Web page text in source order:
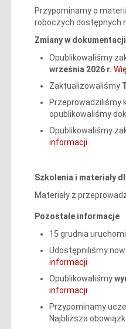
Przypominamy o
roboczych dostępnych
Zmiany w dokumentacji
Opublikowaliśmy
września 2026 r.
Zaktualizowaliśmy
Przeprowadziliśmy
opublikowaliśmy
Opublikowaliśmy
informacji
Szkolenia i materiały
Materiały z
Pozostałe informacje
15 grudnia
Udostępniliśmy
informacji
Opublikowaliśmy
informacji
Przypominamy
Najbliższa